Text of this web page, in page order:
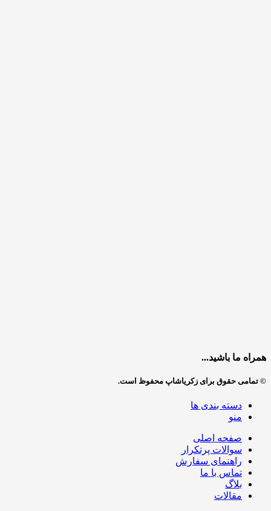
همراه ما باشید...
© تمامی حقوق برای زکریاشاپ محفوظ است.
دسته بندی ها
منو
صفحه اصلی
سوالات پرتکرار
راهنمای سفارش
تماس با ما
بلاگ
مقالات